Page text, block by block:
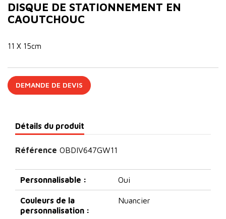
DISQUE DE STATIONNEMENT EN
CAOUTCHOUC
11 X 15cm
DEMANDE DE DEVIS
Détails du produit
Référence OBDIV647GW11
Personnalisable : Oui
Couleurs de la
personnalisation :
Nuancier